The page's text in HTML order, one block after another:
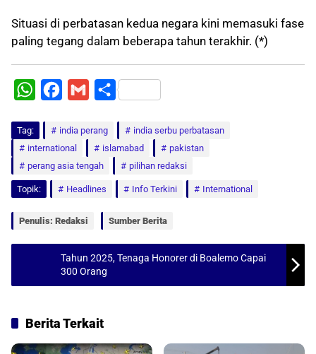
Situasi di perbatasan kedua negara kini memasuki fase
paling tegang dalam beberapa tahun terakhir. (*)
W
t
A
p
c
e
o
o
a
l
S
r
Tag: india perang
india serbu perbatasan
international
islamabad
pakistan
perang asia tengah
pilihan redaksi
Topik: Headlines Info Terkini International
Penulis: Redaksi Sumber Berita
Tahun 2025, Tenaga Honorer di Boalemo Capai
300 Orang
Berita Terkait